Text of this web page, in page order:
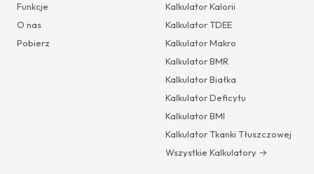
Funkcje
O nas
Pobierz
Kalkulator Kalorii
Kalkulator TDEE
Kalkulator Makro
Kalkulator BMR
Kalkulator Białka
Kalkulator Deficytu
Kalkulator BMI
Kalkulator Tkanki Tłuszczowej
Wszystkie Kalkulatory →